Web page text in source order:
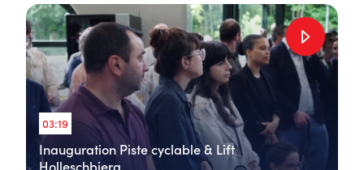
03:19
Inauguration Piste cyclable & Lift
Holleschbierg